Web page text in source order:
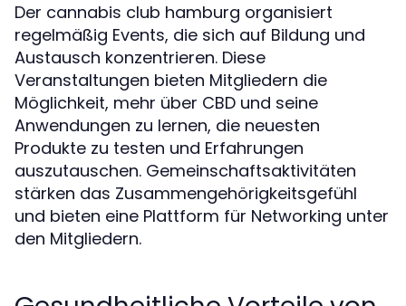
Der cannabis club hamburg organisiert
regelmäßig Events, die sich auf Bildung und
Austausch konzentrieren. Diese
Veranstaltungen bieten Mitgliedern die
Möglichkeit, mehr über CBD und seine
Anwendungen zu lernen, die neuesten
Produkte zu testen und Erfahrungen
auszutauschen. Gemeinschaftsaktivitäten
stärken das Zusammengehörigkeitsgefühl
und bieten eine Plattform für Networking unter
den Mitgliedern.